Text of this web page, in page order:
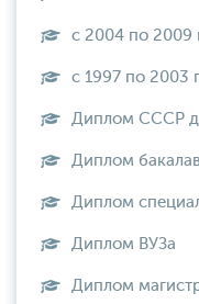
с 2004 по 2009
с 1997 по 2003
Диплом СССР
Диплом
Диплом
Диплом ВУЗа
Диплом